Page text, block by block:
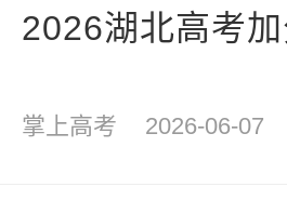
2026湖北高考
掌上高考 2026-06-07